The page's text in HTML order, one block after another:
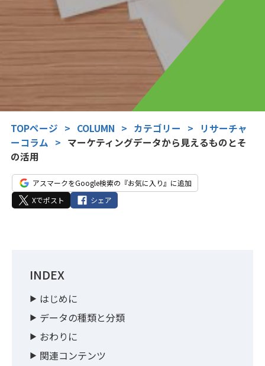
TOPページ > COLUMN > カテゴリー >
リサーチャ
ーコラム > マーケティングデータから見えるものとそ
の活用
アスマークをGoogle検索の『お気に入り』に追加
Xでポスト
シェア
INDEX
はじめに
データの種類と分類
おわりに
関連コンテンツ